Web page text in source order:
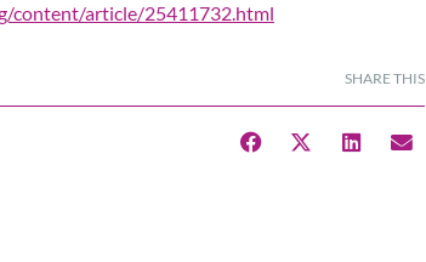
content/article/25411732.html
SHARE THIS